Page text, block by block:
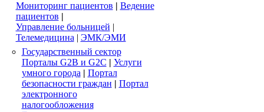
Мониторинг пациентов | Ведение
пациентов |
Управление больницей |
Телемедицина| ЭМК/ЭМИ
Государственный сектор
Порталы G2B и G2C | Услуги
умного города| Портал
безопасности граждан | Портал
электронного
налогообложения